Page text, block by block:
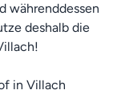
währenddessen
deshalb die